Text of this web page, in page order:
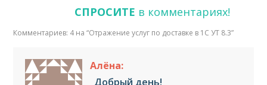
СПРОСИТЕ в комментариях!
Комментариев: 4 на “Отражение услуг по доставке в 1С УТ 8.3”
Алёна:
Добрый день!